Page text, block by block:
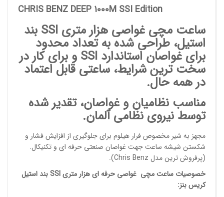
CHRIS BENZ DEEP 1000M SSI Edition
ساعت مچی غواصی هزار متری SSI بند
استیل، طراحی شده به تعداد محدود
برای غواصان استاندارد SSI و برای کار در
سخت ترین شرایط، ساعتی قابل اعتماد
در همه حال.
مناسب نظامیان و غواصان، تقدیر شده
توسط نیروی نظامی آلمان.
مجهز به شیر مخصوص فرار هیلوم برای جلوگیری از افزایش فشار و
شکستن شیشه ساعت جهت غواصان صنعتی حرفه ای و تکنیکال.
(پرفروش ترین مدل
).
خصوصیات ساعت مچی غواصی حرفه ای هزار متری SSI بند استیل
کریس بنز: